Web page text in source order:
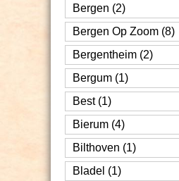
Bergen (2)
Bergen Op Zoom (8)
Bergentheim (2)
Bergum (1)
Best (1)
Bierum (4)
Bilthoven (1)
Bladel (1)